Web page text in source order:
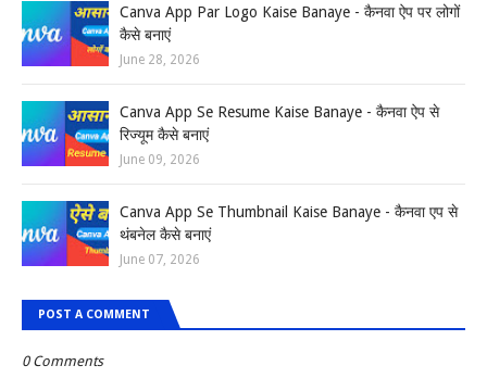
Canva App Par Logo Kaise Banaye - कैनवा ऐप पर लोगों
कैसे बनाएं
June 28, 2026
Canva App Se Resume Kaise Banaye - कैनवा ऐप से
रिज्यूम कैसे बनाएं
June 09, 2026
Canva App Se Thumbnail Kaise Banaye - कैनवा एप से
थंबनेल कैसे बनाएं
June 07, 2026
POST A COMMENT
0 Comments